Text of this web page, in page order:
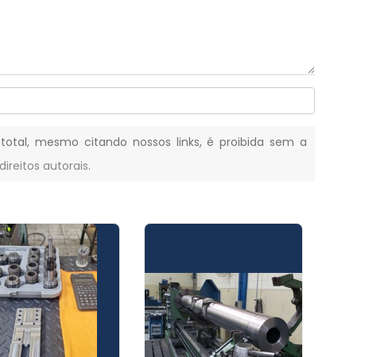
mesmo citando nossos links, é proibida sem a
autorais.